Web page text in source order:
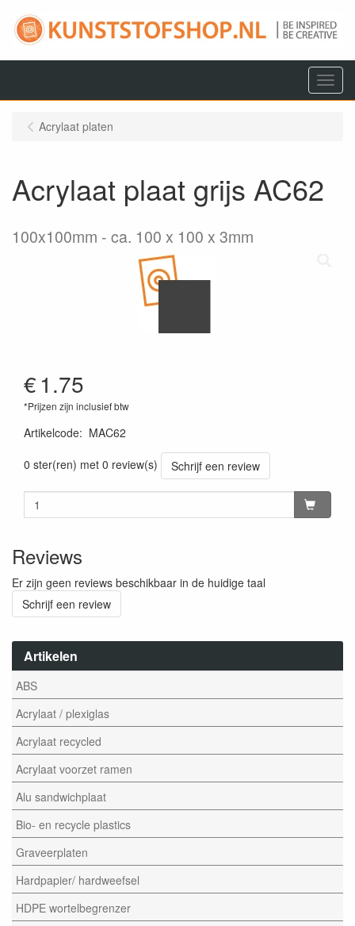
Menu
Artikelen
ABS
Acrylaat / plexiglas
Acrylaat recycled
Acrylaat voorzet ramen
Alu sandwichplaat
Bio- en recycle plastics
Graveerplaten
Hardpapier/ hardweefsel
HDPE wortelbegrenzer
Acrylaat platen
Acrylaat plaat grijs AC62
100x100mm ca. 100 x 100 x 3mm
€1.75
*Prijzen zijn inclusief btw
Artikelcode: MAC62
0 ster(ren) met 0 review(s)
Schrijf een review
Reviews
Er zijn geen reviews beschikbaar in de huidige taal
Schrijf een review